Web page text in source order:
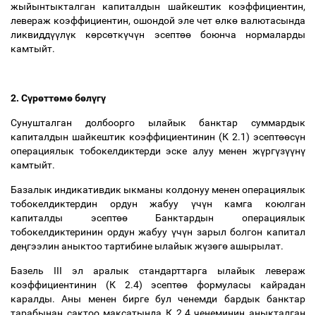
жыйынтыкталган капиталдын шайкештик коэффициентин,
левераж коэффициентин, ошондой эле чет өлкө валютасында
ликвиддүүлүк көрсөткүчүн эсептөөбоюнча нормаларды
камтыйт.
2. Сүрөттөмөбөлүгү
Сунушталган долбоорго ылайыкбанктар суммардык
капиталдын шайкештик коэффициентинин (К 2.1) эсептөөсүн
операциялык тобокелдиктерди эске алуу менен жүргүзүүнү
камтыйт.
Базалык индикативдик ыкманы колдонуу менен операциялык
тобокелдиктердин ордун жабуу үчүн камга коюлган
капиталды эсептөөБанктардын операциялык
тобокелдиктеринин ордун жабуу үчүн зарыл болгон капитал
деңгээлин аныктоо тартибине ылайык жүзөгөашырылат.
Базель III эл аралык стандарттарга ылайык левераж
коэффициентинин (К 2.4) эсептөө формуласы кайрадан
каралды. Аны менен бирге бул ченемди бардык банктар